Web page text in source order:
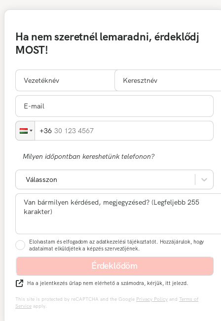
Ha nem szeretnél lemaradni, érdeklődj
MOST!
30 123 4567
Milyen időpontban kereshetünk telefonon?
Válasszon
Elolvastam és elfogadom az adatkezelési tájékoztatót. Hozzájárulok, hogy
adataimat elküldjétek a képzés szervezőjének.
Érdeklődöm
Ha a jelentkezés űrlap nem elérhető a számodra, kérjük, itt jelezd.
This site is protected by reCAPTCHA and the Google Privacy Policy and Terms of
Service apply.